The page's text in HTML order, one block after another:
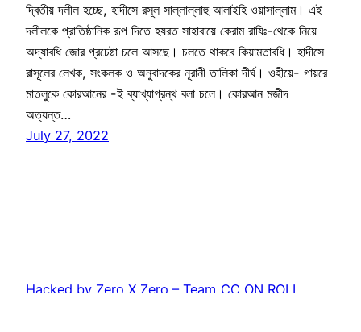
দ্বিতীয় দলীল হচ্ছে, হাদীসে রসূল সাল্লাল্লাহু আলাইহি ওয়াসাল্লাম। এই
দলীলকে প্রাতিষ্ঠানিক রূপ দিতে হযরত সাহাবায়ে কেরাম রাযিঃ-থেকে নিয়ে
অদ্যাবধি জোর প্রচেষ্টা চলে আসছে। চলতে থাকবে কিয়ামতাবধি। হাদীসে
রাসূলের লেখক, সংকলক ও অনুবাদকের নূরানী তালিকা দীর্ঘ। ওহীয়ে- গায়রে
মাতলুকে কোরআনের -ই ব্যাখ্যাগ্রন্থ বলা চলে। কোরআন মজীদ
অত্যন্ত…
July 27, 2022
Hacked by Zero X Zero – Team_CC ON ROLL